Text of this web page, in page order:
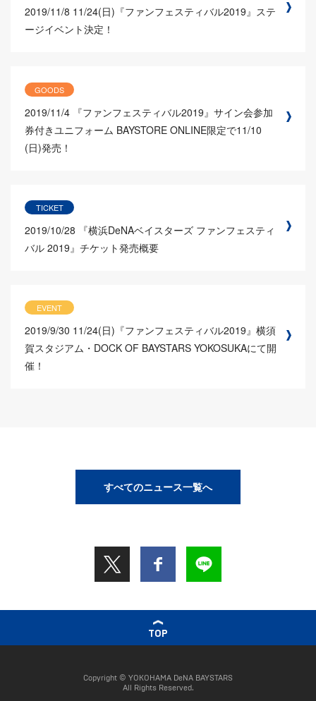
2019/11/8 11/24(日)『ファンフェスティバル2019』ステ
ージイベント決定！
GOODS
2019/11/4 『ファンフェスティバル2019』サイン会参加
券付きユニフォーム BAYSTORE ONLINE限定で11/10
(日)発売！
TICKET
2019/10/28
『横浜DeNAベイスターズ ファンフェスティ
バル 2019』チケット発売概要
EVENT
2019/9/30 11/24(日)『ファンフェスティバル2019』横須
賀スタジアム・DOCK OF BAYSTARS YOKOSUKAにて開
催！
すべてのニュース一覧へ
TOP
Copyright © YOKOHAMA DeNA BAYSTARS
All Rights Reserved.